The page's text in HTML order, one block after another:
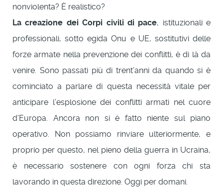
nonviolenta? È realistico?
La creazione dei Corpi civili di pace, istituzionali e
professionali, sotto egida Onu e UE, sostitutivi delle
forze armate nella prevenzione dei conflitti, è di là da
venire. Sono passati più di trent’anni da quando si è
cominciato a parlare di questa necessità vitale per
anticipare l’esplosione dei conflitti armati nel cuore
d’Europa. Ancora non si è fatto niente sul piano
operativo. Non possiamo rinviare ulteriormente, e
proprio per questo, nel pieno della guerra in Ucraina,
è necessario sostenere con ogni forza chi sta
lavorando in questa direzione. Oggi per domani.